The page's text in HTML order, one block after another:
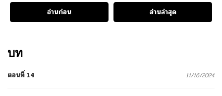
อ่านก่อน
อ่านล่าสุด
บท
ตอนที่ 14 11/16/2024